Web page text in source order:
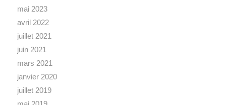
mai 2023
avril 2022
juillet 2021
juin 2021
mars 2021
janvier 2020
juillet 2019